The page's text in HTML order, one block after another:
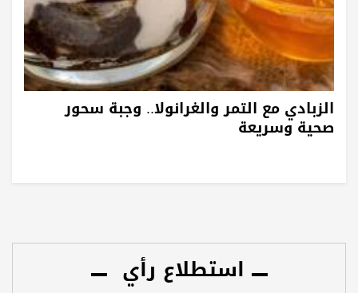
الزبادي مع التمر والغرانولا.. وجبة سحور
صحية وسريعة
استطلاع رأي